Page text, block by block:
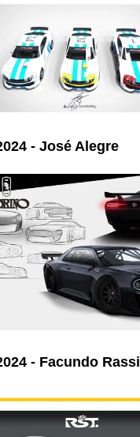
- José Alegre
- Facundo Rassi